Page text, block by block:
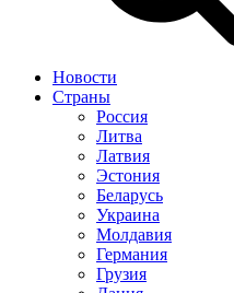
Новости
Страны
Россия
Литва
Латвия
Эстония
Беларусь
Украина
Молдавия
Германия
Грузия